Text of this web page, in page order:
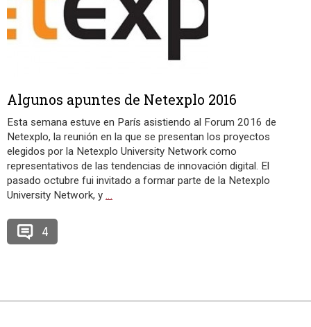
Algunos apuntes de Netexplo 2016
Esta semana estuve en París asistiendo al Forum 2016 de
Netexplo, la reunión en la que se presentan los proyectos
elegidos por la Netexplo University Network como
representativos de las tendencias de innovación digital. El
pasado octubre fui invitado a formar parte de la Netexplo
University Network, y …
4